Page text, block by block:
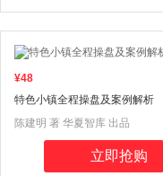
¥48
特色小镇全程操盘及案例解析
陈建明 著 华夏智库 出品
立即抢购